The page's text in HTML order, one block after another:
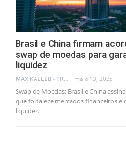
Brasil e China firmam
swap de moedas para
liquidez
MAX KALLEB - TRADER maio 13, 2025
Swap de Moedas: Brasil e China
que fortalece mercados financeiros e
liquidez.